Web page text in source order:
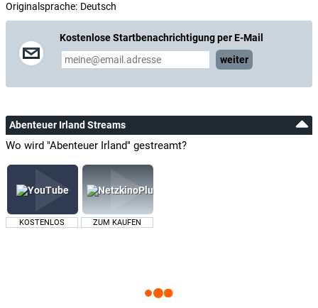
Originalsprache: Deutsch
Kostenlose Startbenachrichtigung per E-Mail
weiter
Abenteuer Irland Streams
Wo wird "Abenteuer Irland" gestreamt?
KOSTENLOS ZUM KAUFEN